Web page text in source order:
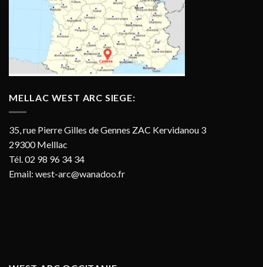
MELLAC WEST ARC SIEGE:
35, rue Pierre Gilles de Gennes ZAC Kervidanou 3
29300 Melllac
Tél. 02 98 96 34 34
Email: west-arc@wanadoo.fr